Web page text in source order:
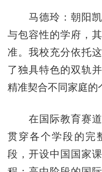
马德玲：朝阳凯
与包容性的学府，
准。我校充分依托
了独具特色的双轨
精准契合不同家庭的
在国际教育赛道
贯穿各个学段的完
段，开设中国国家